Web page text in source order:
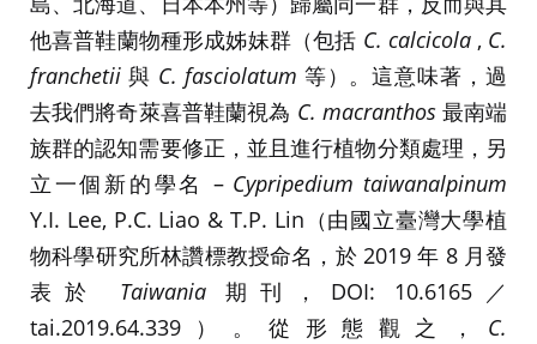
他喜普鞋蘭物種形成姊妹群（包括 C. calcicola, C.
franchetii 與 C. fasciolatum 等）。這意味著，過
去我們將奇萊喜普鞋蘭視為 C. macranthos最南端
族群的認知需要修正，並且進行植物分類處理，另
立一個新的學名 – Cypripedium taiwanalpinum
Y.I. Lee, P.C. Liao & T.P. Lin（由國立臺灣大學植
物科學研究所林讚標教授命名，於 2019 年 8 月發
表於 Taiwania期刊，DOI: 10.6165／
tai.2019.64.339）。從形態觀之， C.